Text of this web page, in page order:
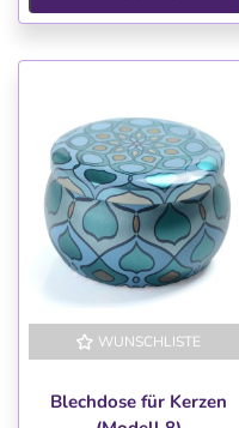
WUNSCHLISTE
Blechdose für Kerzen